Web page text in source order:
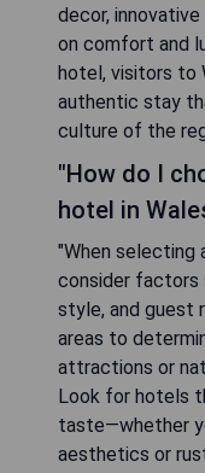
decor, innovative
on comfort and
hotel, visitors to
authentic stay
culture of the
"How do I
hotel in
"When selecting
consider factors
style, and guest
areas to
attractions or
Look for hotels
taste—whether
aesthetics or